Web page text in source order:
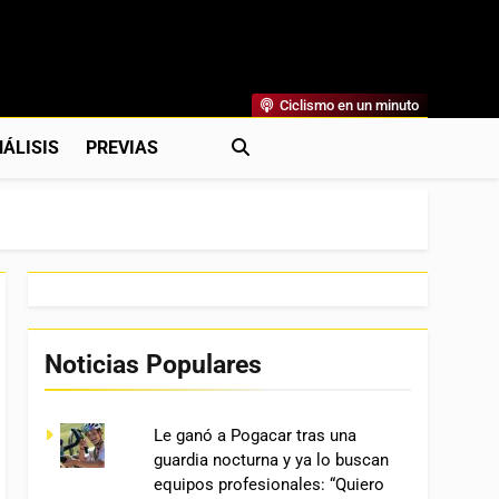
Previas Y Más. La Web Ciclista De Referencia.
Ciclismo en un minuto
PREVIAS
Noticias Populares
Le ganó a Pogacar tras una
guardia nocturna y ya lo buscan
equipos profesionales: “Quiero